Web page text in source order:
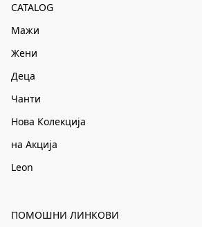
CATALOG
Мажи
Жени
Деца
Чанти
Нова Колекција
на Акција
Leon
ПОМОШНИ ЛИНКОВИ